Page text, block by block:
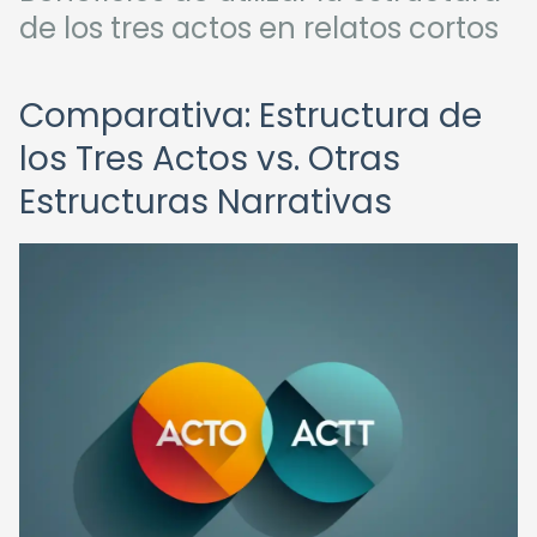
de los tres actos en relatos cortos
Comparativa: Estructura de
los Tres Actos vs. Otras
Estructuras Narrativas